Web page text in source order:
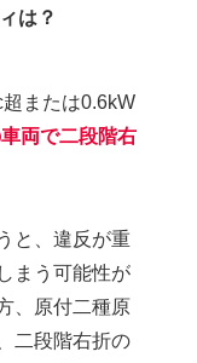
は？
または0.6kW
両で二段階右
と、違反が重
まう可能性が
、原付二種原
二段階右折の